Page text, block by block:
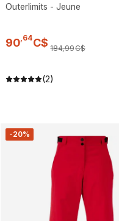
Outerlimits - Jeune
90 64C$ 184,99C$
(2)
-20%